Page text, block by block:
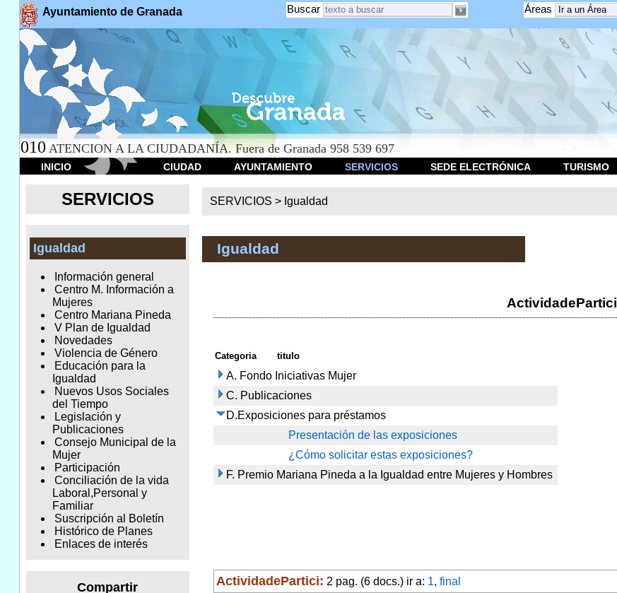
Ayuntamiento de Granada Áreas
Buscar
010 ATENCION A LA CIUDADANÍA. Fuera de Granada 958 539 697
INICIO CIUDAD AYUNTAMIENTO SERVICIOS SEDE ELECTRÓNICA TURISMO
SERVICIOS
Igualdad
Información general
Centro M. Información a
Mujeres
Centro Mariana Pineda
V Plan de Igualdad
Novedades
Violencia de Género
Educación para la
Igualdad
Nuevos Usos Sociales
del Tiempo
Legislación y
Publicaciones
Consejo Municipal de la
Mujer
Participación
Conciliación de la vida
Laboral,Personal y
Familiar
Suscripción al Boletín
Histórico de Planes
Enlaces de interés
Compartir
SERVICIOS > Igualdad
Igualdad
ActividadePartici
Categoria titulo
A. Fondo Iniciativas Mujer
C. Publicaciones
D.Exposiciones para préstamos
Presentación de las exposiciones
¿Cómo solicitar estas exposiciones?
F. Premio Mariana Pineda a la Igualdad entre Mujeres y Hombres
ActividadePartici: 2 pag. (6 docs.) ir a: 1, final